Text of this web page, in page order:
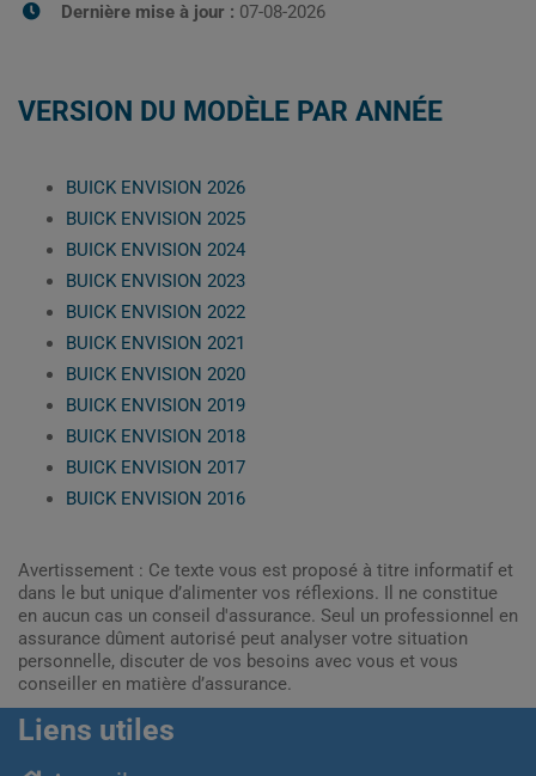
Dernière mise à jour : 07-08-2026
VERSION DU MODÈLE PAR ANNÉE
BUICK ENVISION 2026
BUICK ENVISION 2025
BUICK ENVISION 2024
BUICK ENVISION 2023
BUICK ENVISION 2022
BUICK ENVISION 2021
BUICK ENVISION 2020
BUICK ENVISION 2019
BUICK ENVISION 2018
BUICK ENVISION 2017
BUICK ENVISION 2016
Avertissement : Ce texte vous est proposé à titre informatif et
dans le but unique d’alimenter vos réflexions. Il ne constitue
en aucun cas un conseil d'assurance. Seul un professionnel en
assurance dûment autorisé peut analyser votre situation
personnelle, discuter de vos besoins avec vous et vous
conseiller en matière d’assurance.
Liens utiles